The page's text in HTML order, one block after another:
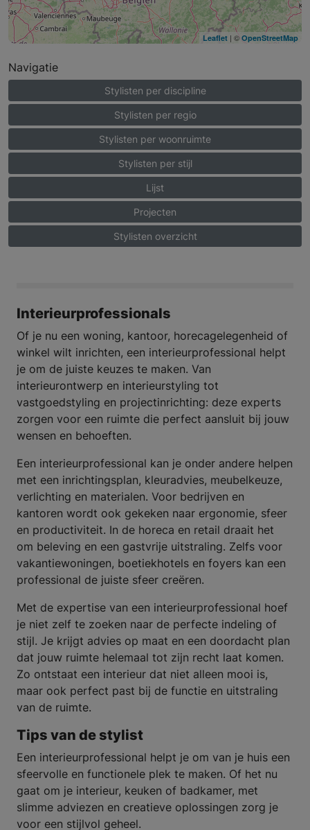
Leaflet | © OpenStreetMap
Navigatie
Stylisten per discipline
Stylisten per regio
Stylisten per woonruimte
Stylisten per stijl
Lijst
Projecten
Stylisten overzicht
Interieurprofessionals
Of je nu een woning, kantoor, horecagelegenheid of
winkel wilt inrichten, een interieurprofessional helpt
je om de juiste keuzes te maken. Van
interieurontwerp en interieurstyling tot
vastgoedstyling en projectinrichting: deze experts
zorgen voor een ruimte die perfect aansluit bij jouw
wensen en behoeften.
Een interieurprofessional kan je onder andere helpen
met een inrichtingsplan, kleuradvies, meubelkeuze,
verlichting en materialen. Voor bedrijven en
kantoren wordt ook gekeken naar ergonomie, sfeer
en productiviteit. In de horeca en retail draait het
om beleving en een gastvrije uitstraling. Zelfs voor
vakantiewoningen, boetiekhotels en foyers kan een
professional de juiste sfeer creëren.
Met de expertise van een interieurprofessional hoef
je niet zelf te zoeken naar de perfecte indeling of
stijl. Je krijgt advies op maat en een doordacht plan
dat jouw ruimte helemaal tot zijn recht laat komen.
Zo ontstaat een interieur dat niet alleen mooi is,
maar ook perfect past bij de functie en uitstraling
van de ruimte.
Tips van de stylist
Een interieurprofessional helpt je om van je huis een
sfeervolle en functionele plek te maken. Of het nu
gaat om je interieur, keuken of badkamer, met
slimme adviezen en creatieve oplossingen zorg je
voor een stijlvol geheel.